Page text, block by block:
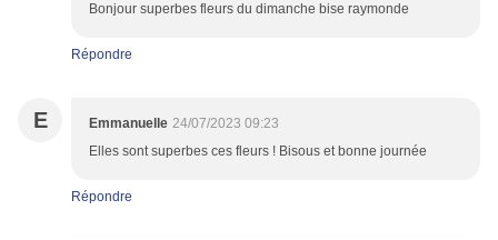
Bonjour superbes fleurs du dimanche bise raymonde
Répondre
E Emmanuelle 24/07/2023 09:23
Elles sont superbes ces fleurs ! Bisous et bonne journée
Répondre